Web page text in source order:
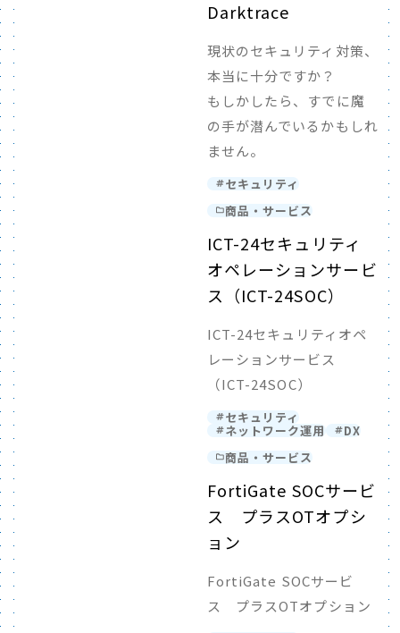
Darktrace
現状のセキュリティ対策、
本当に十分ですか？
もしかしたら、すでに魔
の手が潜んでいるかもしれ
ません。
セキュリティ
商品・サービス
ICT-24セキュリティ
オペレーションサービ
ス（ICT-24SOC）
ICT-24セキュリティオペ
レーションサービス
（ICT-24SOC）
セキュリティ
ネットワーク運用
DX
商品・サービス
FortiGate SOCサービ
ス プラスOTオプシ
ョン
FortiGate SOCサービ
ス プラスOTオプション